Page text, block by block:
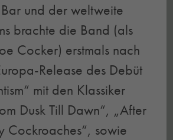
Bar und der weltweite
brachte die Band (als
Cocker) erstmals nach
Release des Debüt
mit den Klassiker
Dusk Till Dawn“, „After
Cockroaches“, sowie